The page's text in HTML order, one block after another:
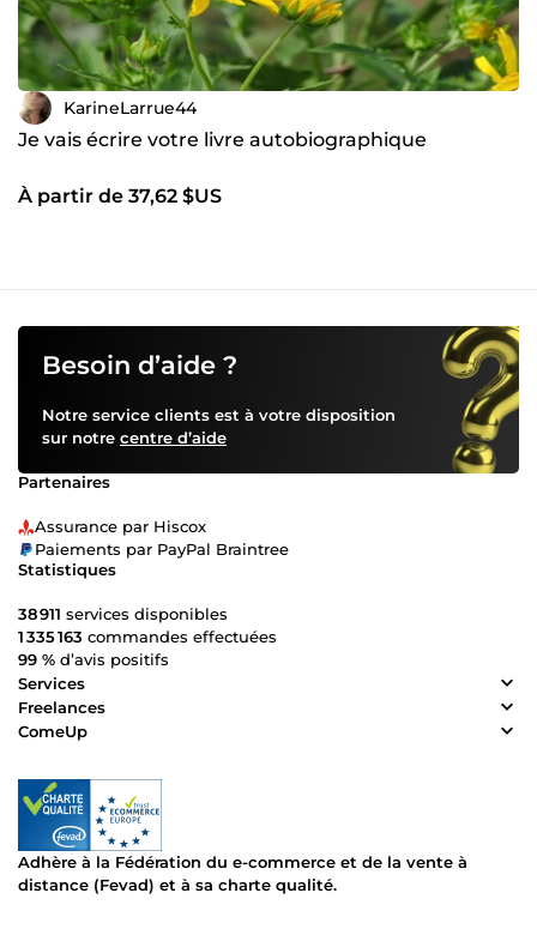
KarineLarrue44
Je vais écrire votre livre autobiographique
À partir de 37,62 $US
Besoin d’aide ?
Notre service clients est à votre disposition
sur notre centre d’aide
Partenaires
Assurance par Hiscox
Paiements par PayPal Braintree
Statistiques
38 911 services disponibles
1 335 163 commandes effectuées
99 % d’avis positifs
Services
Freelances
ComeUp
Adhère à la Fédération du e-commerce et de la vente à
distance (Fevad) et à sa charte qualité.